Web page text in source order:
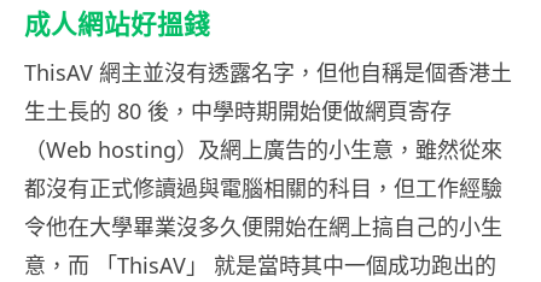
成人網站好搵錢
ThisAV 網主並沒有透露名字，但他自稱是個香港土
生土長的 80 後，中學時期開始便做網頁寄存
（Web hosting）及網上廣告的小生意，雖然從來
都沒有正式修讀過與電腦相關的科目，但工作經驗
令他在大學畢業沒多久便開始在網上搞自己的小生
意，而 「ThisAV」 就是當時其中一個成功跑出的